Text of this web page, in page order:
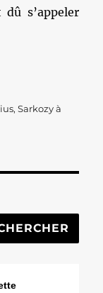
s’appeler
,Sarkozy à